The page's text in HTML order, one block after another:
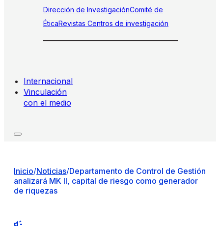
Dirección de InvestigaciónComité de
ÉticaRevistas Centros de investigación
Internacional
Vinculación
con el medio
Inicio/Noticias/Departamento de Control de Gestión
analizará MK II, capital de riesgo como generador
de riquezas